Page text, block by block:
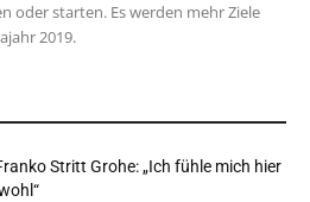
oder starten. Es werden mehr Ziele
2019.
Stritt Grohe: „Ich fühle mich hier